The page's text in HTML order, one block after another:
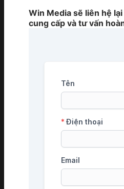
Win Media sẽ liên hệ
cung cấp và tư vấn